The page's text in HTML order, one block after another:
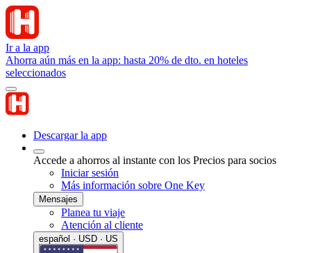
Ir a la app
Ahorra aún más en la app: hasta 20% de dto. en hoteles
seleccionados
Descargar la app
Accede a ahorros al instante con los Precios para socios
Iniciar sesión
Más información sobre One Key
Mensajes
Planea tu viaje
Atención al cliente
español · USD · US